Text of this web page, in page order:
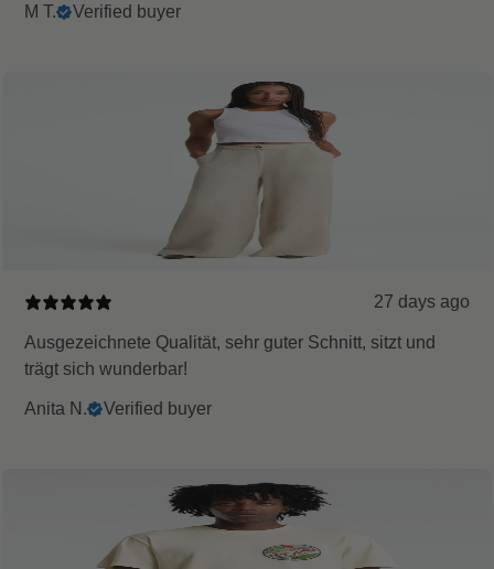
M T. Verified buyer
27 days ago
Ausgezeichnete Qualität, sehr guter Schnitt, sitzt und
trägt sich wunderbar!
Anita N. Verified buyer